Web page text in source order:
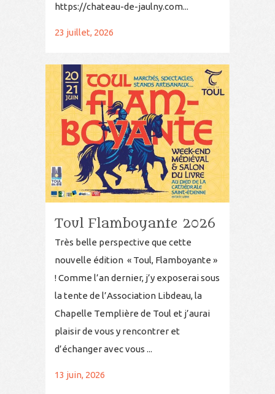
https://chateau-de-jaulny.com...
23 juillet, 2026
Toul Flamboyante 2026
Très belle perspective que cette
nouvelle édition « Toul, Flamboyante »
! Comme l’an dernier, j’y exposerai sous
la tente de l’Association Libdeau, la
Chapelle Templière de Toul et j’aurai
plaisir de vous y rencontrer et
d’échanger avec vous ...
13 juin, 2026